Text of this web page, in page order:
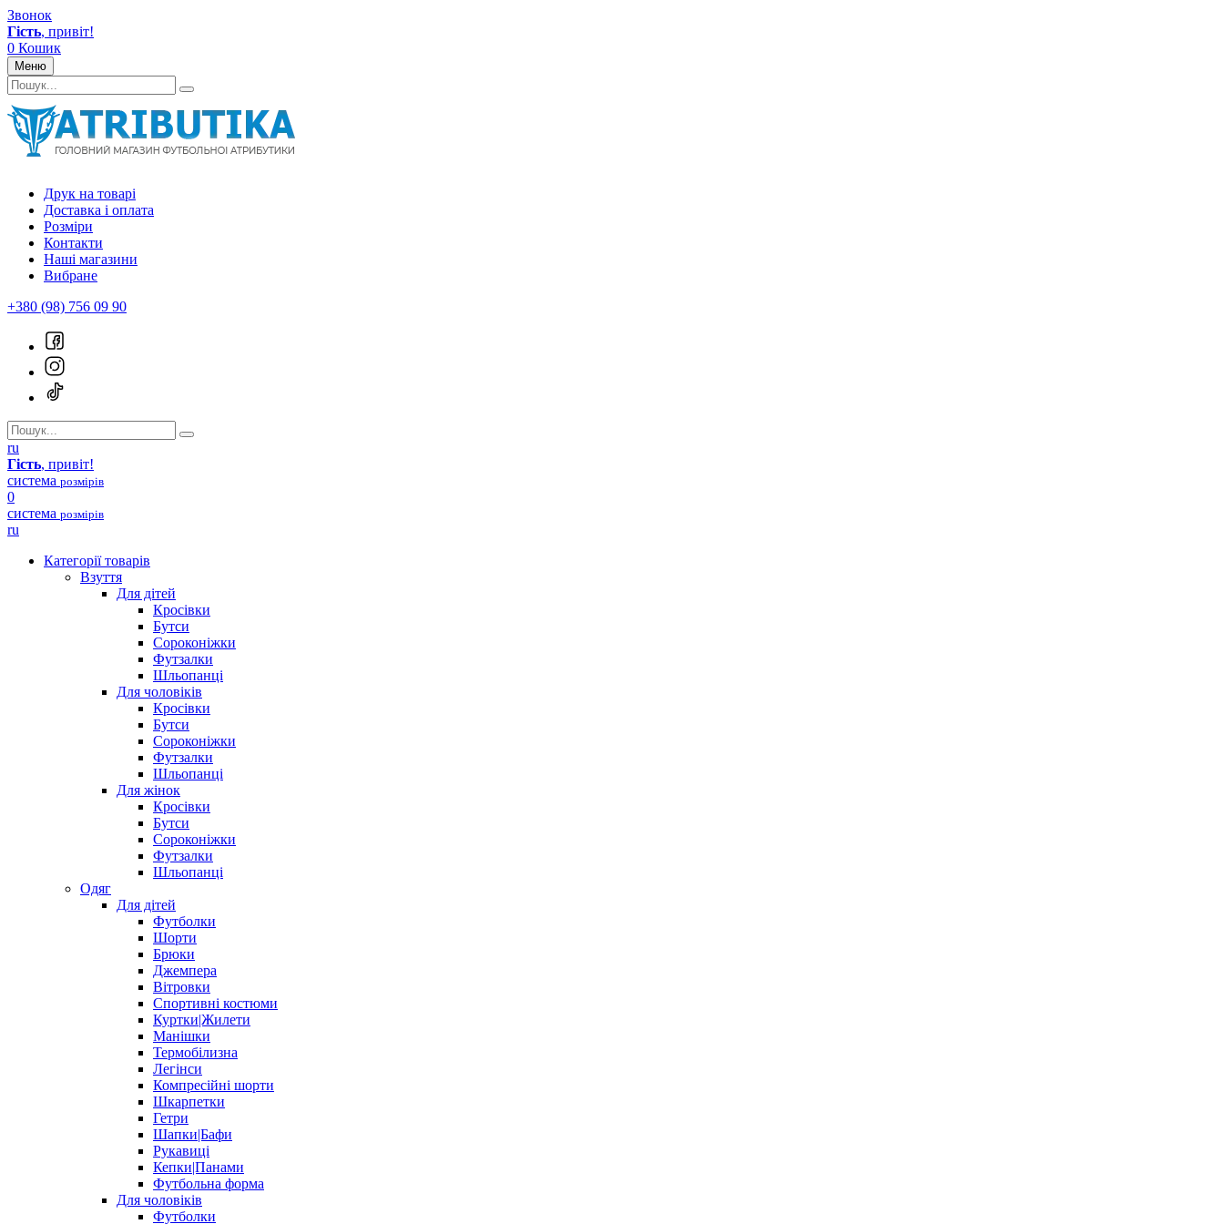
Звонок
Гість, привіт!
0 Кошик
Меню
Друк на товарі
Доставка і оплата
Розміри
Контакти
Наші магазини
Вибране
+380 (98) 756 09 90
ru
Гість, привіт!
система розмірів
0
система розмірів
ru
Категорії товарів
Взуття
Для дітей
Кросівки
Бутси
Сороконіжки
Футзалки
Шльопанці
Для чоловіків
Кросівки
Бутси
Сороконіжки
Футзалки
Шльопанці
Для жінок
Кросівки
Бутси
Сороконіжки
Футзалки
Шльопанці
Одяг
Для дітей
Футболки
Шорти
Брюки
Джемпера
Вітровки
Спортивні костюми
Куртки|Жилети
Манішки
Термобілизна
Легінси
Компресійні шорти
Шкарпетки
Гетри
Шапки|Бафи
Рукавиці
Кепки|Панами
Футбольна форма
Для чоловіків
Футболки